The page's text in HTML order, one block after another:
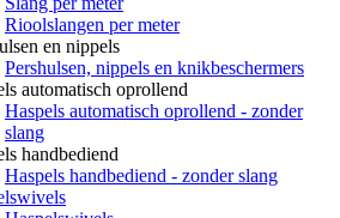
Rioolslangen per meter
en nippels
Pershulsen, nippels en knikbeschermers
automatisch oprollend
Haspels automatisch oprollend - zonder
slang
handbediend
Haspels handbediend - zonder slang